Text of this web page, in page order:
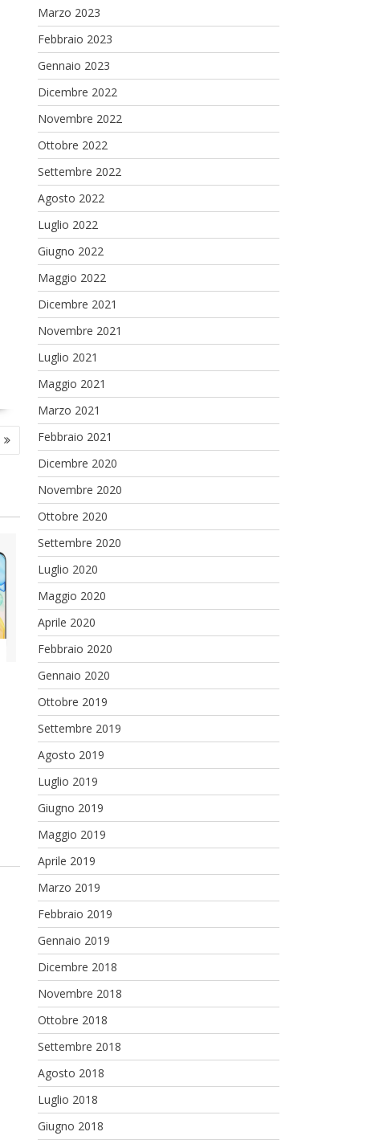
Marzo 2023
Febbraio 2023
Gennaio 2023
Dicembre 2022
Novembre 2022
Ottobre 2022
Settembre 2022
Agosto 2022
Luglio 2022
Giugno 2022
Maggio 2022
Dicembre 2021
Novembre 2021
Luglio 2021
Maggio 2021
Marzo 2021
Febbraio 2021
Dicembre 2020
Novembre 2020
Ottobre 2020
Settembre 2020
Luglio 2020
Maggio 2020
Aprile 2020
Febbraio 2020
Gennaio 2020
Ottobre 2019
Settembre 2019
Agosto 2019
Luglio 2019
Giugno 2019
Maggio 2019
Aprile 2019
Marzo 2019
Febbraio 2019
Gennaio 2019
Dicembre 2018
Novembre 2018
Ottobre 2018
Settembre 2018
Agosto 2018
Luglio 2018
Giugno 2018